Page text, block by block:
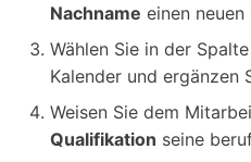
Nachname einen
Wählen Sie in der Spalte
Kalender und ergänzen
Weisen Sie dem
Qualifikation seine